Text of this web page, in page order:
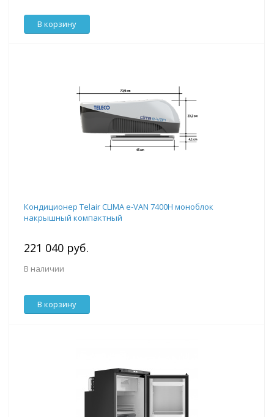
В корзину
Кондиционер Telair CLIMA e-VAN 7400H моноблок
накрышный компактный
221 040 руб.
В наличии
В корзину